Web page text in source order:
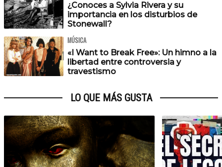
¿Conoces a Sylvia Rivera y su
importancia en los disturbios de
Stonewall?
MÚSICA
«I Want to Break Free»: Un himno a la
libertad entre controversia y
travestismo
LO QUE MÁS GUSTA